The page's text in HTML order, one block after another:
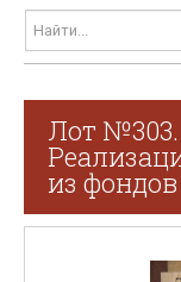
Лот
из